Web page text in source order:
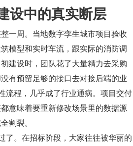
设中的真实断层
一周。当地数字孪生城市项目验收
模型和实时车流，跟实际的消防调
建设时，团队花了大量精力去采购
有预留足够的接口去对接后端的业
流程，几乎成了行业通病。项目交付
意味着要重新修改场景里的数据源
割裂。
了。在招标阶段，大家往往被华丽的